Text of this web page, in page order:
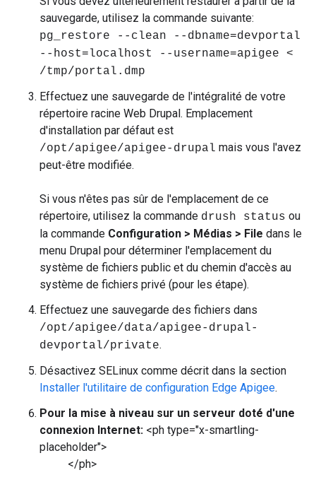
sauvegarde, utilisez la commande suivante:
pg_restore --clean --dbname=devportal
--host=localhost --username=apigee <
/tmp/portal.dmp
Effectuez une sauvegarde de l'intégralité de votre
répertoire racine Web Drupal. Emplacement
d'installation par défaut est
/opt/apigee/apigee-drupal mais vous l'avez
peut-être modifiée.
Si vous n'êtes pas sûr de l'emplacement de ce
répertoire, utilisez la commande drush status ou
la commande Configuration > Médias > File dans le
menu Drupal pour déterminer l'emplacement du
système de fichiers public et du chemin d'accès au
système de fichiers privé (pour les étape).
Effectuez une sauvegarde des fichiers dans
/opt/apigee/data/apigee-drupal-
devportal/private.
Désactivez SELinux comme décrit dans la section
Installer l'utilitaire de configuration Edge Apigee.
Pour la mise à niveau sur un serveur doté d'une
connexion Internet: <ph type="x-smartling-
placeholder">
</ph>